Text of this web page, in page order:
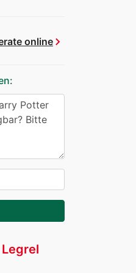
onlinechevron_right